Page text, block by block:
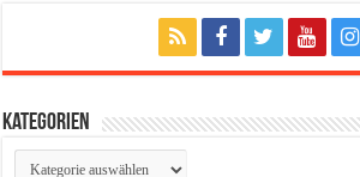
Kategorien
Kategorien